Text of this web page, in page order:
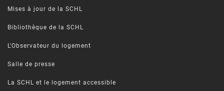
Mises à jour de la SCHL
Bibliothèque de la SCHL
L’Observateur du logement
Salle de presse
La SCHL et le logement accessible